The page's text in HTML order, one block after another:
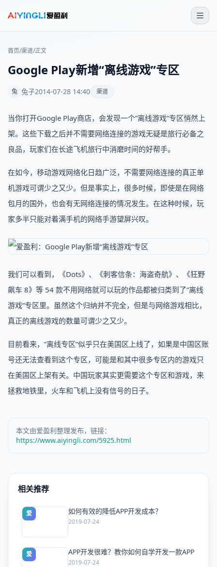
首页/渠道/正文
Google Play新增“离线游戏”专区
兔 兔子2014-07-28 14:40 渠道
当你打开Google Play商店，会发现一个”离线游戏”专区悄然上
架。这些下载之后并不需要网络连接的游戏无疑是旅行必备之
良品，玩家们在长途飞机旅行中消磨时间的好帮手。
在如今，移动游戏网络化日趋广泛，不需要网络连接的真正单
机游戏可谓少之又少。但是事实上，很多时候，即使是在网络
包月的国外，也会有无网络连接的情况发生。在这种时候，玩
家多半只能对着满手机的网络手游望屏兴叹。
我们可以看到，《Dots》、《刺客信条：海盗奇航》、《狂野
飙车 8》等 54 款不用网络就可以玩的作品都被归类到了”离线
游戏”专区里。虽然这个归纳并不完全，但是与网络游戏相比，
真正的离线游戏的数量可谓少之又少。
目前看来，”离线专区”似乎只在美国区上线了，如果是中国区账
号还无法查看到这个专区，可能是和其中很多专区内的游戏只
在美国区上架有关。中国玩家其实更需要这个专区和游戏，来
拯救地铁里，火车和飞机上没有信号的日子。
本文由爱盈利整理发布，链接：
https://www.aiyingli.com/5925.html
相关推荐
爱 如何有效的降低APP开发成本？
2019-07-24
爱 APP开发很难？教你如何自学开发一款APP
2019-07-24